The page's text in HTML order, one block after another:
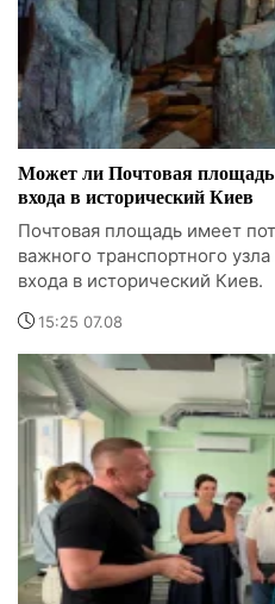
Может ли Почтовая площадь
входа в исторический Киев
Почтовая площадь имеет
важного транспортного
входа в исторический Киев.
15:25 07.08